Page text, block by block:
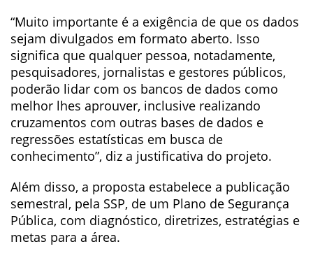
“Muito importante é a exigência de que os dados
sejam divulgados em formato aberto. Isso
significa que qualquer pessoa, notadamente,
pesquisadores, jornalistas e gestores públicos,
poderão lidar com os bancos de dados como
melhor lhes aprouver, inclusive realizando
cruzamentos com outras bases de dados e
regressões estatísticas em busca de
conhecimento”, diz a justificativa do projeto.
Além disso, a proposta estabelece a publicação
semestral, pela SSP, de um Plano de Segurança
Pública, com diagnóstico, diretrizes, estratégias e
metas para a área.